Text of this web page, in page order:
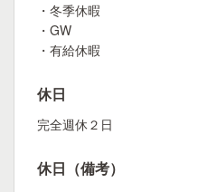
・冬季休暇
・GW
・有給休暇
休日
完全週休２日
休日（備考）